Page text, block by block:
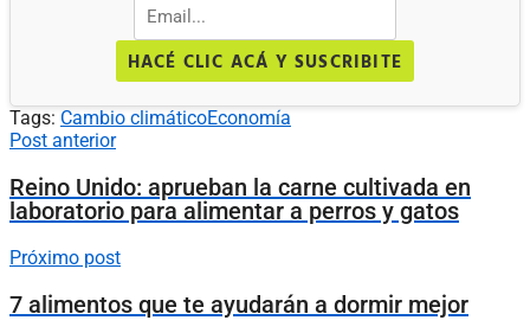
HACÉ CLIC ACÁ Y SUSCRIBITE
Tags: Cambio climáticoEconomía
Post anterior
Reino Unido: aprueban la carne cultivada en
laboratorio para alimentar a perros y gatos
Próximo post
7 alimentos que te ayudarán a dormir mejor